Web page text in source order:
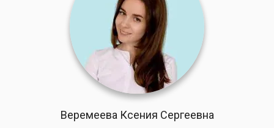
Веремеева Ксения Сергеевна